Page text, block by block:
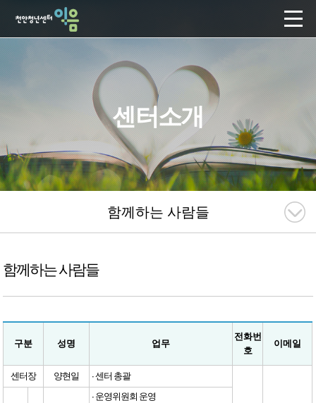
센터소개
함께하는 사람들
함께하는 사람들
구분 성명 업무
전화번
호
이메일
센터장 양현일 ∙ 센터 총괄
∙ 운영위원회 운영